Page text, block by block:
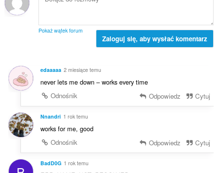
e
:
o
:
i
a
c
e
n
:
Pokaż wątek forum
Zaloguj się, aby wysłać komentarz
edaaaaa 2 miesiące temu
never lets me down – works every time
Odnośnik
Odpowiedz Cytuj
Nnandri 1 rok temu
works for me, good
Odnośnik
Odpowiedz Cytuj
BadD0G 1 rok temu